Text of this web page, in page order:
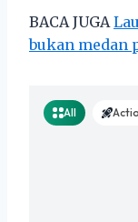
BACA JUGA
bukan medan